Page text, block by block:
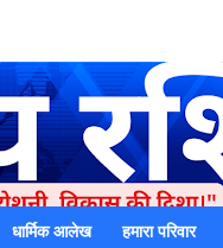
धार्मिक आलेख हमारा परिवार